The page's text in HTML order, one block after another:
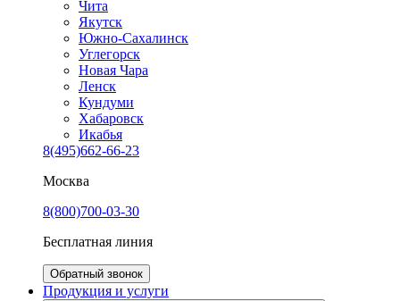
Чита
Якутск
Южно-Сахалинск
Углегорск
Новая Чара
Ленск
Кундуми
Хабаровск
Икабья
8(495)662-66-23
Москва
8(800)700-03-30
Бесплатная линия
Обратный звонок
Продукция и услуги